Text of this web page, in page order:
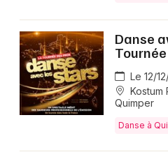
Danse
Le 12/
Kostum
Quimper
Danse à